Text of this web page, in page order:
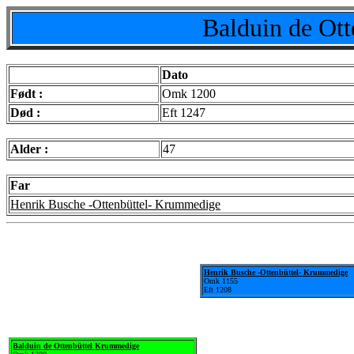
Balduin de
Dato
Født :
Omk 1200
Død :
Eft 1247
Alder : 47
Far
Henrik Busche -Ottenbüttel- Krummedige
Balduin de Ottenbüttel Krummedige
Henrik Busche -Ottenbüttel- Krummedige
Omk 1155
Eft 1208